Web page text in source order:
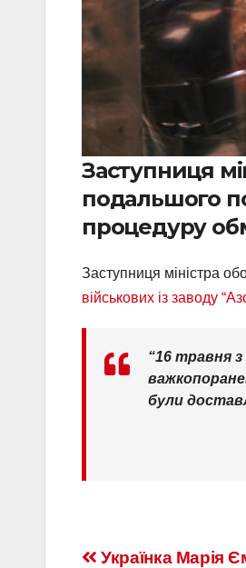
Заступниця
подальшого
процедуру
Заступниця міністра
військових із заводу
“16 травня
були
Українка Марія